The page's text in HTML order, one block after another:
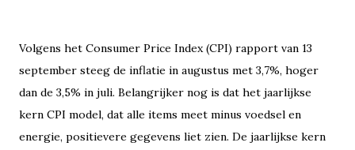
Volgens het Consumer Price Index (CPI) rapport van 13
september steeg de inflatie in augustus met 3,7%, hoger
dan de 3,5% in juli. Belangrijker nog is dat het jaarlijkse
kern CPI model, dat alle items meet minus voedsel en
energie, positievere gegevens liet zien. De jaarlijkse kern